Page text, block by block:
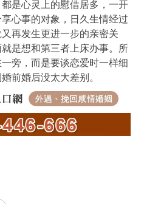
是心灵上的慰借居多，一开
心事的对象，日久生情经过
再发生更进一步的亲密关
是想和第三者上床办事。所
旁，而是要谈恋爱时一样细
前婚后没太大差别。